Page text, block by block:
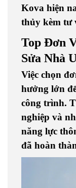
Kova hiện
thủy kèm tư
Top Đơn
Sửa Nhà
Việc chọn
hưởng lớn
công trình.
nghiệp và
năng lực
đã hoàn